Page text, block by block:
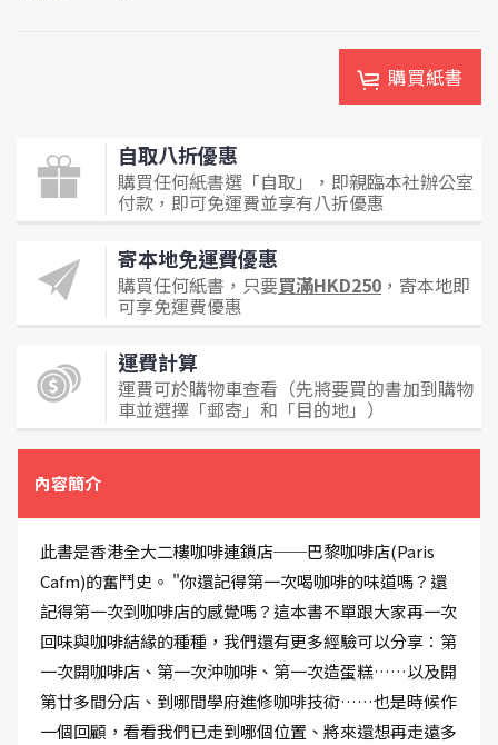
購買紙書
自取八折優惠
購買任何紙書選「自取」，即親臨本社辦公室
付款，即可免運費並享有八折優惠
寄本地免運費優惠
購買任何紙書，只要買滿HKD250 ，寄本地即
可享免運費優惠
運費計算
運費可於購物車查看（先將要買的書加到購物
車並選擇「郵寄」和「目的地」）
內容簡介
此書是香港全大二樓咖啡連鎖店──巴黎咖啡店(Paris
Cafm)的奮鬥史。 "你還記得第一次喝咖啡的味道嗎？還
記得第一次到咖啡店的感覺嗎？這本書不單跟大家再一次
回味與咖啡結緣的種種，我們還有更多經驗可以分享：第
一次開咖啡店、第一次沖咖啡、第一次造蛋糕……以及開
第廿多間分店、到哪間學府進修咖啡技術……也是時候作
一個回顧，看看我們已走到哪個位置、將來還想再走遠多